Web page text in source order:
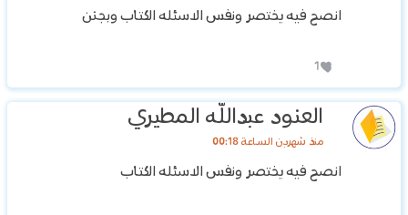
انصح فيه يختصر ونفس الاسئله الكتاب وبجنن
1
العنود عبدالله المطيري
منذ شهرين الساعة 00:18
انصح فيه يختصر ونفس الاسئله الكتاب